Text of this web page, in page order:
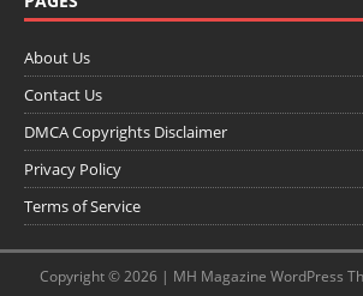
About Us
Contact Us
DMCA Copyrights Disclaimer
Privacy Policy
Terms of Service
Copyright © 2026 | MH Magazine WordPress